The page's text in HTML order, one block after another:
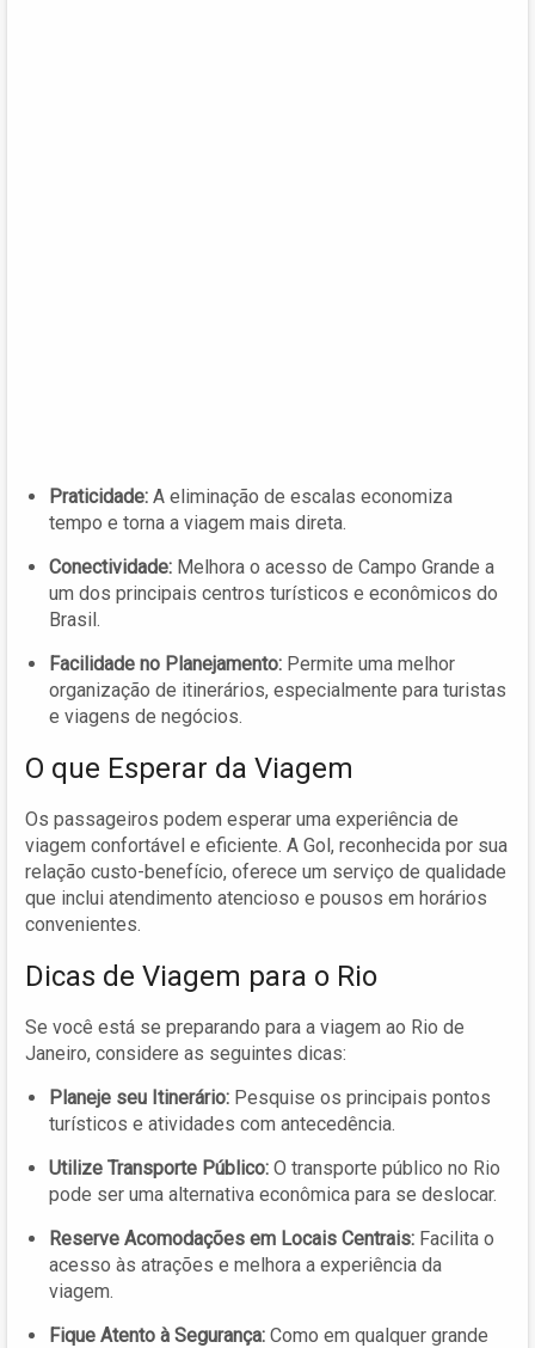
Praticidade: A eliminação de escalas economiza
tempo e torna a viagem mais direta.
Conectividade: Melhora o acesso de Campo Grande a
um dos principais centros turísticos e econômicos do
Brasil.
Facilidade no Planejamento: Permite uma melhor
organização de itinerários, especialmente para turistas
e viagens de negócios.
O que Esperar da Viagem
Os passageiros podem esperar uma experiência de
viagem confortável e eficiente. A Gol, reconhecida por sua
relação custo-benefício, oferece um serviço de qualidade
que inclui atendimento atencioso e pousos em horários
convenientes.
Dicas de Viagem para o Rio
Se você está se preparando para a viagem ao Rio de
Janeiro, considere as seguintes dicas:
Planeje seu Itinerário: Pesquise os principais pontos
turísticos e atividades com antecedência.
Utilize Transporte Público: O transporte público no Rio
pode ser uma alternativa econômica para se deslocar.
Reserve Acomodações em Locais Centrais: Facilita o
acesso às atrações e melhora a experiência da
viagem.
Fique Atento à Segurança: Como em qualquer grande